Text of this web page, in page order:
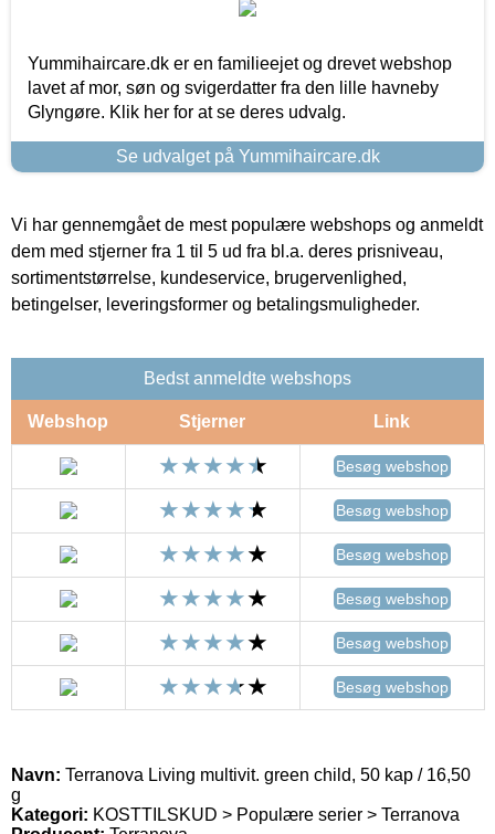
Yummihaircare.dk er en familieejet og drevet webshop
lavet af mor, søn og svigerdatter fra den lille havneby
Glyngøre. Klik her for at se deres udvalg.
Se udvalget på Yummihaircare.dk
Vi har gennemgået de mest populære webshops og anmeldt
dem med stjerner fra 1 til 5 ud fra bl.a. deres prisniveau,
sortimentstørrelse, kundeservice, brugervenlighed,
betingelser, leveringsformer og betalingsmuligheder.
Bedst anmeldte webshops
Webshop Stjerner Link
Besøg webshop
Besøg webshop
Besøg webshop
Besøg webshop
Besøg webshop
Besøg webshop
Navn: Terranova Living multivit. green child, 50 kap / 16,50
g
Kategori: KOSTTILSKUD > Populære serier > Terranova